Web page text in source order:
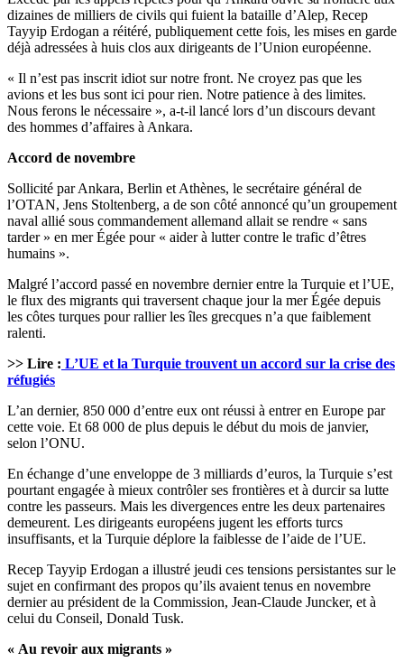
dizaines de milliers de civils qui fuient la bataille d’Alep, Recep
Tayyip Erdogan a réitéré, publiquement cette fois, les mises en garde
déjà adressées à huis clos aux dirigeants de l’Union européenne.
« Il n’est pas inscrit idiot sur notre front. Ne croyez pas que les
avions et les bus sont ici pour rien. Notre patience à des limites.
Nous ferons le nécessaire », a-t-il lancé lors d’un discours devant
des hommes d’affaires à Ankara.
Accord de novembre
Sollicité par Ankara, Berlin et Athènes, le secrétaire général de
l’OTAN, Jens Stoltenberg, a de son côté annoncé qu’un groupement
naval allié sous commandement allemand allait se rendre « sans
tarder » en mer Égée pour « aider à lutter contre le trafic d’êtres
humains ».
Malgré l’accord passé en novembre dernier entre la Turquie et l’UE,
le flux des migrants qui traversent chaque jour la mer Égée depuis
les côtes turques pour rallier les îles grecques n’a que faiblement
ralenti.
>> Lire : L’UE et la Turquie trouvent un accord sur la crise des
réfugiés
L’an dernier, 850 000 d’entre eux ont réussi à entrer en Europe par
cette voie. Et 68 000 de plus depuis le début du mois de janvier,
selon l’ONU.
En échange d’une enveloppe de 3 milliards d’euros, la Turquie s’est
pourtant engagée à mieux contrôler ses frontières et à durcir sa lutte
contre les passeurs. Mais les divergences entre les deux partenaires
demeurent. Les dirigeants européens jugent les efforts turcs
insuffisants, et la Turquie déplore la faiblesse de l’aide de l’UE.
Recep Tayyip Erdogan a illustré jeudi ces tensions persistantes sur le
sujet en confirmant des propos qu’ils avaient tenus en novembre
dernier au président de la Commission, Jean-Claude Juncker, et à
celui du Conseil, Donald Tusk.
« Au revoir aux migrants »